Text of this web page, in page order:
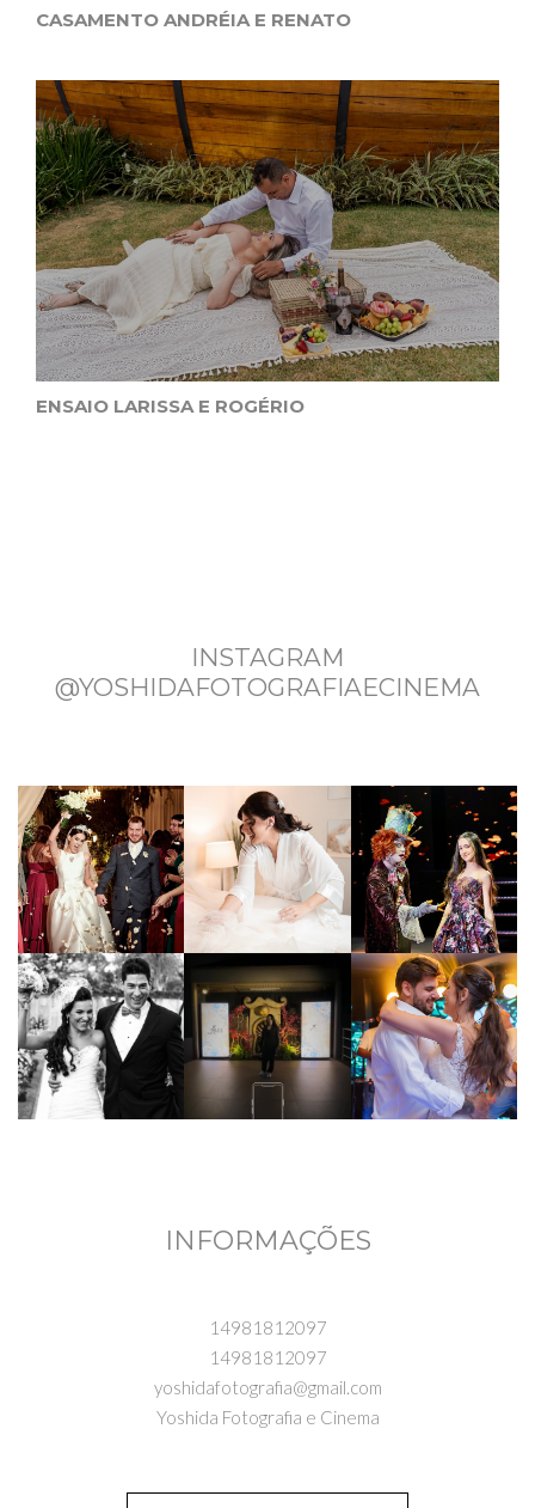
CASAMENTO ANDRÉIA E RENATO
ENSAIO LARISSA E ROGÉRIO
INSTAGRAM
@YOSHIDAFOTOGRAFIAECINEMA
INFORMAÇÕES
14981812097
14981812097
yoshidafotografia@gmail.com
Yoshida Fotografia e Cinema